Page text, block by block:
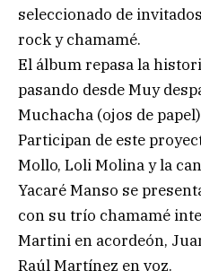
seleccionado de
rock y chamamé.
El álbum repasa la
pasando desde Muy
Muchacha (ojos de
Participan de este
Mollo, Loli Molina y la
Yacaré Manso se
con su trío chamamé
Martini en acordeón,
Raúl Martínez en voz.